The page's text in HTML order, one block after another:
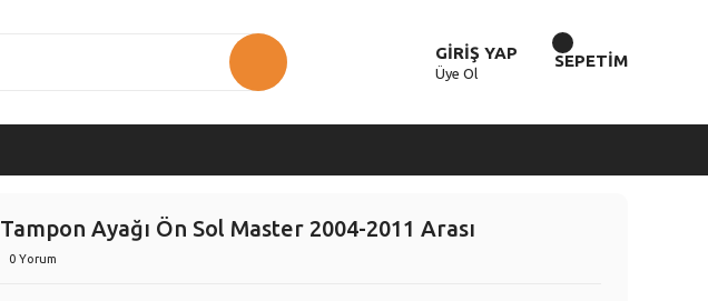
GİRİŞ YAP
Üye Ol
SEPETİM
Tampon Ayağı Ön Sol Master 2004-2011 Arası
0 Yorum